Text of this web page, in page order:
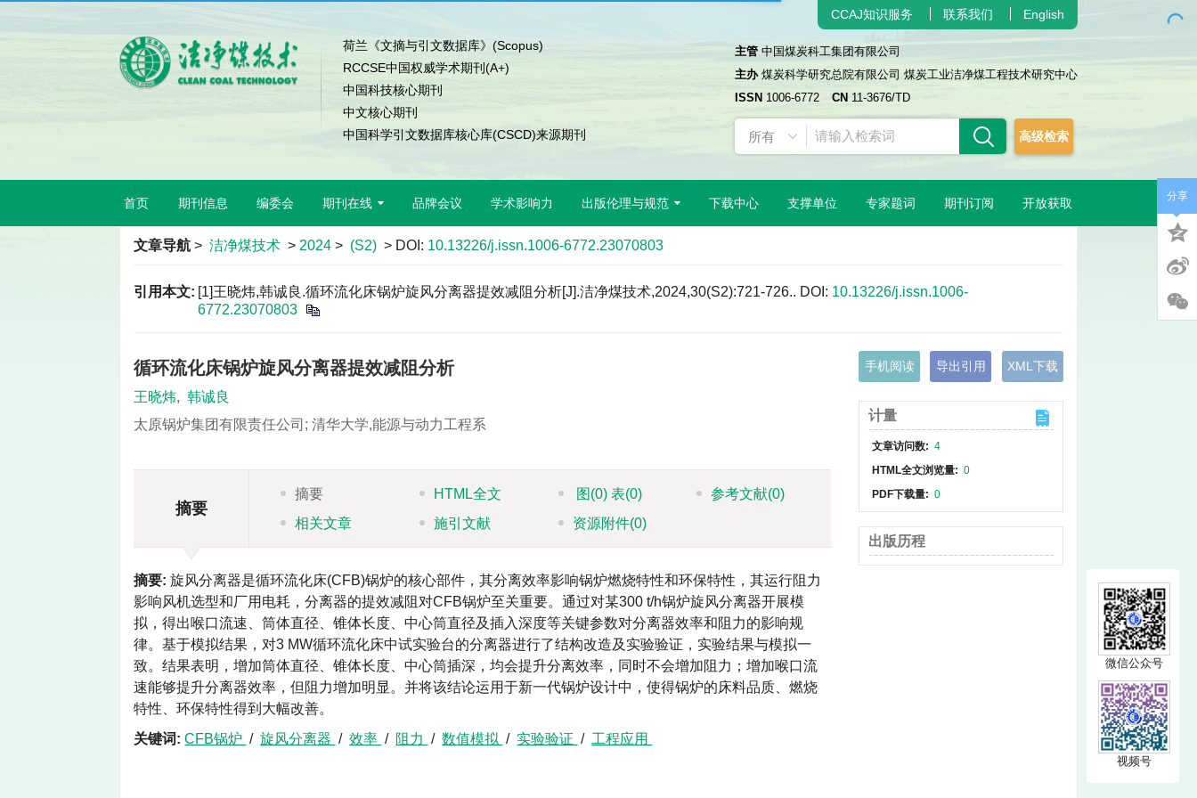
荷兰《文摘与引文数据库》(Scopus)
RCCSE中国权威学术期刊(A+)
中国科技核心期刊
中文核心期刊
中国科学引文数据库核心库(CSCD)来源期刊
CCAJ知识服务 联系我们 English
主管 中国煤炭科工集团有限公司
主办 煤炭科学研究总院有限公司 煤炭工业洁净煤工程技术研究中心
ISSN 1006-6772 CN 11-3676/TD
高级检索
首页 期刊信息 编委会 期刊在线 品牌会议 学术影响力 出版伦理与规范 下载中心 支撑单位 专家题词 期刊订阅 开放获取
文章导航 >洁净煤技术 > 2024 > (S2) > DOI: 10.13226/j.issn.1006-6772.23070803
引用本文: [1]王晓炜,韩诚良.循环流化床锅炉旋风分离器提效减阻分析[J].洁净煤技术,2024,30(S2):721-726.. DOI: 10.13226/j.issn.1006-
6772.23070803
循环流化床锅炉旋风分离器提效减阻分析
王晓炜, 韩诚良
太原锅炉集团有限责任公司; 清华大学,能源与动力工程系
摘要
摘要 HTML全文 图 (0)表(0) 参考文献(0)
相关文章
施引文献 资源附件(0)
摘要: 旋风分离器是循环流化床(CFB)锅炉的核心部件，其分离效率影响锅炉燃烧特性和环保特性，其运行阻力
影响风机选型和厂用电耗，分离器的提效减阻对CFB锅炉至关重要。通过对某300 t/h锅炉旋风分离器开展模
拟，得出喉口流速、筒体直径、锥体长度、中心筒直径及插入深度等关键参数对分离器效率和阻力的影响规
律。基于模拟结果，对3 MW循环流化床中试实验台的分离器进行了结构改造及实验验证，实验结果与模拟一
致。结果表明，增加筒体直径、锥体长度、中心筒插深，均会提升分离效率，同时不会增加阻力；增加喉口流
速能够提升分离器效率，但阻力增加明显。并将该结论运用于新一代锅炉设计中，使得锅炉的床料品质、燃烧
特性、环保特性得到大幅改善。
关键词: CFB锅炉 /旋风分离器 /效率 / 阻力 /数值模拟 / 实验验证 / 工程应用
手机阅读 导出引用 XML下载
计量
文章访问数: 4
HTML全文浏览量: 0
PDF下载量: 0
出版历程
分享
微信公众号
视频号